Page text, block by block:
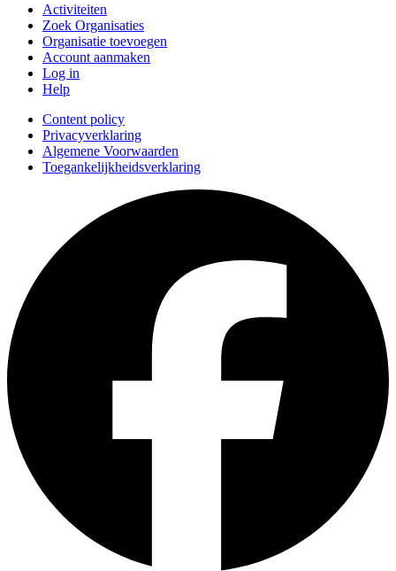
Activiteiten
Zoek Organisaties
Organisatie toevoegen
Account aanmaken
Log in
Help
Content policy
Privacyverklaring
Algemene Voorwaarden
Toegankelijkheidsverklaring